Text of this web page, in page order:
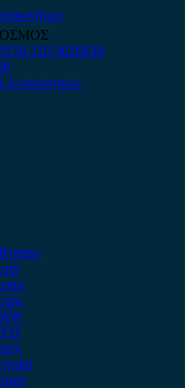
210 9026839